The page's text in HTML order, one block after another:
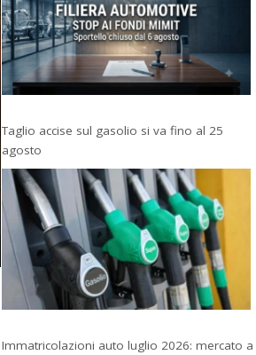
Taglio accise sul gasolio si va fino al 25
agosto
Immatricolazioni auto luglio 2026: mercato a